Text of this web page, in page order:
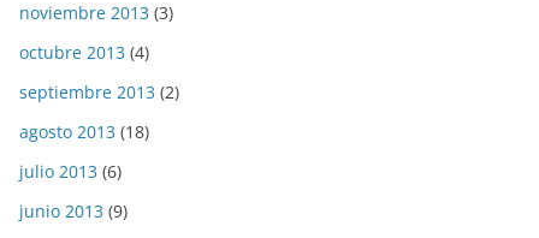
noviembre 2013 (3)
octubre 2013 (4)
septiembre 2013 (2)
agosto 2013 (18)
julio 2013 (6)
junio 2013 (9)